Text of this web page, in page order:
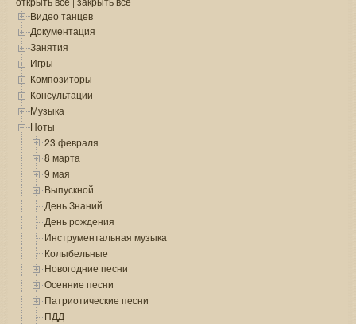
Видео танцев
Документация
Занятия
Игры
Композиторы
Консультации
Музыка
Ноты
23 февраля
8 марта
9 мая
Выпускной
День Знаний
День рождения
Инструментальная музыка
Колыбельные
Новогодние песни
Осенние песни
Патриотические песни
ПДД